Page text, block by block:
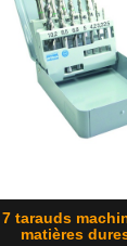
tarauds
matières